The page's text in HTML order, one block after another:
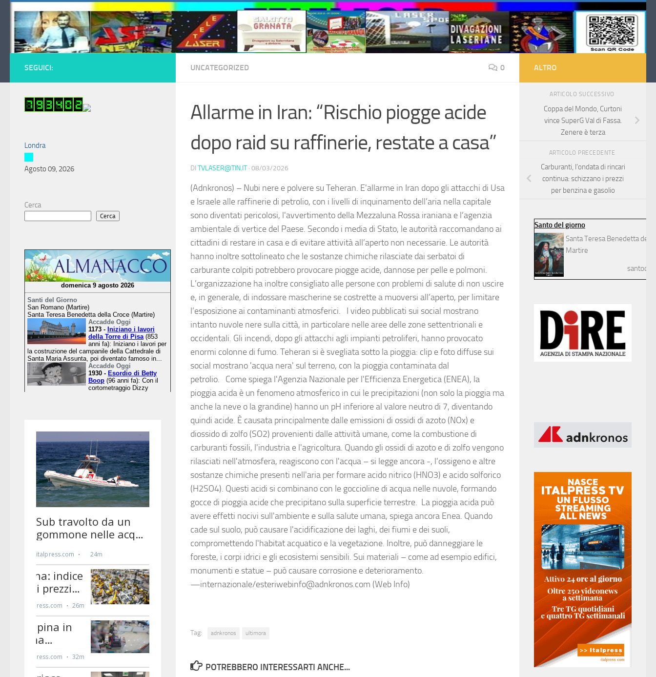
Salta al contenuto
UNCATEGORIZED 0
Allarme in Iran: “Rischio piogge acide
dopo raid su raffinerie, restate a casa”
DI TVLASER@TIN.IT · 08/03/2026
(Adnkronos) – Nubi nere e polvere su Teheran. E'allarme in Iran dopo gli attacchi di Usa
e Israele alle raffinerie di petrolio, con i livelli di inquinamento dell’aria nella capitale
sono diventati pericolosi, l'avvertimento della Mezzaluna Rossa iraniana e l’agenzia
ambientale di vertice del Paese. Secondo i media di Stato, le autorità raccomandano ai
cittadini di restare in casa e di evitare attività all’aperto non necessarie. Le autorità
hanno inoltre sottolineato che le sostanze chimiche rilasciate dai serbatoi di
carburante colpiti potrebbero provocare piogge acide, dannose per pelle e polmoni.
L’organizzazione ha inoltre consigliato alle persone con problemi di salute di non uscire
e, in generale, di indossare mascherine se costrette a muoversi all’aperto, per limitare
l’esposizione ai contaminanti atmosferici. I video pubblicati sui social mostrano
intanto nuvole nere sulla città, in particolare nelle aree delle zone settentrionali e
occidentali. Gli incendi, dopo gli attacchi agli impianti petroliferi, hanno provocato
enormi colonne di fumo. Teheran si è svegliata sotto la pioggia: clip e foto diffuse sui
social mostrano 'acqua nera' sul terreno, con la pioggia contaminata dal
petrolio. Come spiega l'Agenzia Nazionale per l'Efficienza Energetica (ENEA), la
pioggia acida è un fenomeno atmosferico in cui le precipitazioni (non solo la pioggia ma
anche la neve o la grandine) hanno un pH inferiore al valore neutro di 7, diventando
quindi acide. È causata principalmente dalle emissioni di ossidi di azoto (NOx) e
diossido di zolfo (SO2) provenienti dalle attività umane, come la combustione di
carburanti fossili, l'industria e l'agricoltura. Quando gli ossidi di azoto e di zolfo vengono
rilasciati nell'atmosfera, reagiscono con l'acqua – si legge ancora -, l'ossigeno e altre
sostanze chimiche presenti nell'aria per formare acido nitrico (HNO3) e acido solforico
(H2SO4). Questi acidi si combinano con le goccioline di acqua nelle nuvole, formando
gocce di pioggia acide che precipitano sulla superficie terrestre. La pioggia acida può
avere effetti nocivi sull'ambiente e sulla salute umana, spiega ancora Enea. Quando
cade sul suolo, può causare l'acidificazione dei laghi, dei fiumi e dei suoli,
compromettendo l'habitat acquatico e la vegetazione. Inoltre, può danneggiare le
foreste, i corpi idrici e gli ecosistemi sensibili. Sui materiali – come ad esempio edifici,
monumenti e statue – può causare corrosione e deterioramento.
—internazionale/esteriwebinfo@adnkronos.com (Web Info)
Tag: adnkronos ultimora
POTREBBERO INTERESSARTI ANCHE...
SEGUICI:
Londra
Agosto 09, 2026
Cerca
Cerca
ALTRO
ARTICOLO SUCCESSIVO
Coppa del Mondo, Curtoni
vince SuperG Val di Fassa.
Zenere è terza
ARTICOLO PRECEDENTE
Carburanti, l’ondata di rincari
continua: schizzano i prezzi
per benzina e gasolio
Santo del giorno
Santa Teresa Benedetta della
Martire